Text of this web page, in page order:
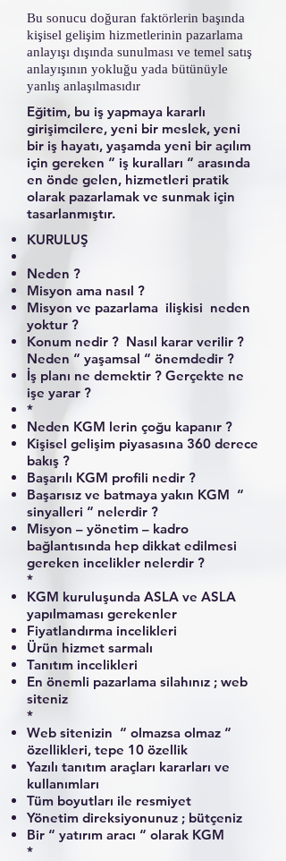
Bu sonucu doğuran faktörlerin başında
kişisel gelişim hizmetlerinin pazarlama
anlayışı dışında sunulması ve temel satış
anlayışının yokluğu yada bütünüyle
yanlış anlaşılmasıdır
Eğitim, bu iş yapmaya kararlı
girişimcilere, yeni bir meslek, yeni
bir iş hayatı, yaşamda yeni bir açılım
için gereken “ iş kuralları “ arasında
en önde gelen, hizmetleri pratik
olarak pazarlamak ve sunmak için
tasarlanmıştır.
KURULUŞ
Neden ?
Misyon ama nasıl ?
Misyon ve pazarlama ilişkisi neden
yoktur ?
Konum nedir ? Nasıl karar verilir ?
Neden “ yaşamsal “ önemdedir ?
İş planı ne demektir ? Gerçekte ne
işe yarar ?
*
Neden KGM lerin çoğu kapanır ?
Kişisel gelişim piyasasına 360 derece
bakış ?
Başarılı KGM profili nedir ?
Başarısız ve batmaya yakın KGM “
sinyalleri “ nelerdir ?
Misyon – yönetim – kadro
bağlantısında hep dikkat edilmesi
gereken incelikler nelerdir ?
*
KGM kuruluşunda ASLA ve ASLA
yapılmaması gerekenler
Fiyatlandırma incelikleri
Ürün hizmet sarmalı
Tanıtım incelikleri
En önemli pazarlama silahınız ; web
siteniz
*
Web sitenizin “ olmazsa olmaz “
özellikleri, tepe 10 özellik
Yazılı tanıtım araçları kararları ve
kullanımları
Tüm boyutları ile resmiyet
Yönetim direksiyonunuz ; bütçeniz
Bir “ yatırım aracı “ olarak KGM
*